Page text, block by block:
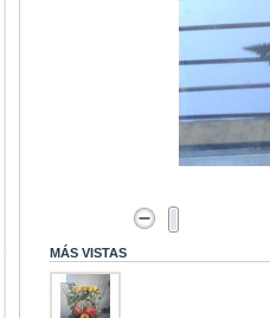
MÁS VISTAS